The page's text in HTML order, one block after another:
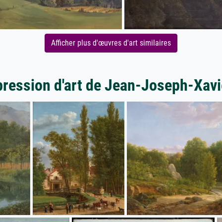
Afficher plus d'œuvres d'art similaires
d'art de Jean-Joseph-